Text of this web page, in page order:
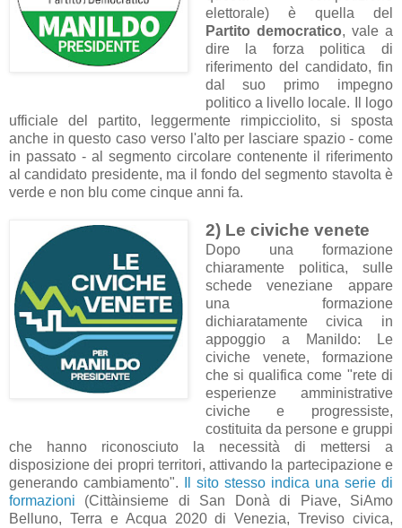
elettorale) è quella del
Partito democratico, vale a
dire la forza politica di
riferimento del candidato, fin
dal suo primo impegno
politico a livello locale. Il logo
ufficiale del partito, leggermente rimpicciolito, si sposta
anche in questo caso verso l'alto per lasciare spazio - come
in passato - al segmento circolare contenente il riferimento
al candidato presidente, ma il fondo del segmento stavolta è
verde e non blu come cinque anni fa.
2) Le civiche venete
Dopo una formazione
chiaramente politica, sulle
schede veneziane appare
una formazione
dichiaratamente civica in
appoggio a Manildo: Le
civiche venete, formazione
che si qualifica come "rete di
esperienze amministrative
civiche e progressiste,
costituita da persone e gruppi
che hanno riconosciuto la necessità di mettersi a
disposizione dei propri territori, attivando la partecipazione e
generando cambiamento".
Il sito stesso indica una serie di
formazioni (Cittàinsieme di San Donà di Piave, SiAmo
Belluno, Terra e Acqua 2020 di Venezia, Treviso civica,